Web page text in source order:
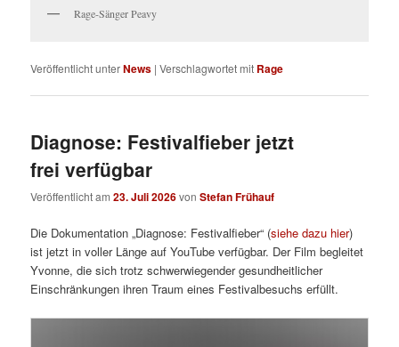
Rage-Sänger Peavy
Veröffentlicht unterNews |Verschlagwortet mit Rage
Diagnose: Festivalfieber jetzt
frei verfügbar
Veröffentlicht am23. Juli 2026vonStefan Frühauf
Die Dokumentation „Diagnose: Festivalfieber“ (siehe dazu hier)
ist jetzt in voller Länge auf YouTube verfügbar. Der Film begleitet
Yvonne, die sich trotz schwerwiegender gesundheitlicher
Einschränkungen ihren Traum eines Festivalbesuchs erfüllt.